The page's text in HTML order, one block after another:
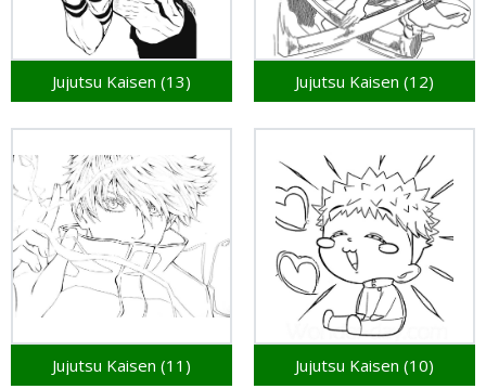
Jujutsu Kaisen (13) Jujutsu Kaisen (12)
Jujutsu Kaisen (11) Jujutsu Kaisen (10)